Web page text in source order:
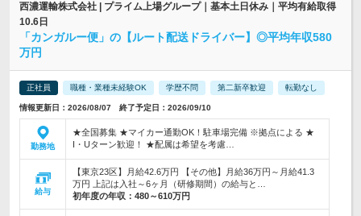
西濃運輸株式会社 | プライム上場グループ｜基本土日休み｜平均有給取得
10.6日
「カンガルー便」の【ルート配送ドライバー】◎平均年収580
万円
正社員 職種・業種未経験OK 学歴不問 第二新卒歓迎 転勤なし
情報更新日：2026/08/07 終了予定日：2026/09/10
勤務地
★全国募集 ★マイカー通勤OK！駐車場完備 ※拠点による ★
I・Uターン歓迎！ ★配属は希望を考慮…
給与
【東京23区】月給42.6万円 【その他】月給36万円～月給41.3
万円 上記は入社～6ヶ月（研修期間）の給与と…
初年度の年収： 480～610万円